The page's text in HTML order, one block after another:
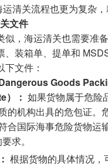
清关流程也更为复杂，
文件
似，海运清关也需要准
、装箱单、提单和
文件：
Goods
）： 如果货物属于危险
的机构出具的危包证。
合国际海事危险货物运
求。
根据货物的具体情况，